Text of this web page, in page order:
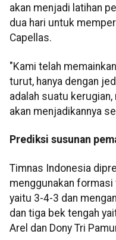
akan menjadi latihan
dua hari untuk
Capellas.
"Kami telah
turut, hanya dengan
adalah suatu
akan menjadikannya
Prediksi susunan
Timnas Indonesia
menggunakan formasi
yaitu 3-4-3 dan
dan tiga bek tengah
Arel dan Dony Tri